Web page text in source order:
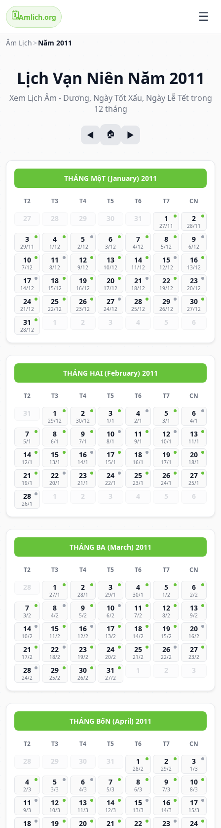
🗓️Amlich.org
Âm Lịch > Năm 2011
Lịch Vạn Niên Năm 2011
Xem Lịch Âm - Dương, Ngày Tốt Xấu, Ngày Lễ Tết trong
12 tháng
THÁNG MộT (January) 2011
T2 T3 T4 T5 T6 T7 CN
27 28 29 30 31 1
27/11
2
28/11
3
29/11
4
1/12
5
2/12
6
3/12
7
4/12
8
5/12
9
6/12
10
7/12
11
8/12
12
9/12
13
10/12
14
11/12
15
12/12
16
13/12
17
14/12
18
15/12
19
16/12
20
17/12
21
18/12
22
19/12
23
20/12
24
21/12
25
22/12
26
23/12
27
24/12
28
25/12
29
26/12
30
27/12
31
28/12
1 2 3 4 5 6
THÁNG HAI (February) 2011
T2 T3 T4 T5 T6 T7 CN
31 1
29/12
2
30/12
3
1/1
4
2/1
5
3/1
6
4/1
7
5/1
8
6/1
9
7/1
10
8/1
11
9/1
12
10/1
13
11/1
14
12/1
15
13/1
16
14/1
17
15/1
18
16/1
19
17/1
20
18/1
21
19/1
22
20/1
23
21/1
24
22/1
25
23/1
26
24/1
27
25/1
28
26/1
1 2 3 4 5 6
THÁNG BA (March) 2011
T2 T3 T4 T5 T6 T7 CN
28 1
27/1
2
28/1
3
29/1
4
30/1
5
1/2
6
2/2
7
3/2
8
4/2
9
5/2
10
6/2
11
7/2
12
8/2
13
9/2
14
10/2
15
11/2
16
12/2
17
13/2
18
14/2
19
15/2
20
16/2
21
17/2
22
18/2
23
19/2
24
20/2
25
21/2
26
22/2
27
23/2
28
24/2
29
25/2
30
26/2
31
27/2
1 2 3
THÁNG BốN (April) 2011
T2 T3 T4 T5 T6 T7 CN
28 29 30 31 1
28/2
2
29/2
3
1/3
4
2/3
5
3/3
6
4/3
7
5/3
8
6/3
9
7/3
10
8/3
11
9/3
12
10/3
13
11/3
14
12/3
15
13/3
16
14/3
17
15/3
18 19 20 21 22 23 24